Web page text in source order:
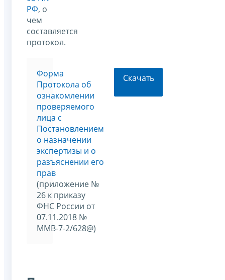
РФ, о
чем
составляется
протокол.
Форма
Протокола об
ознакомлении
проверяемого
лица с
Постановлением
о назначении
экспертизы и о
разъяснении его
прав
(приложение №
26 к приказу
ФНС России от
07.11.2018 №
ММВ-7-2/628@)
Скачать